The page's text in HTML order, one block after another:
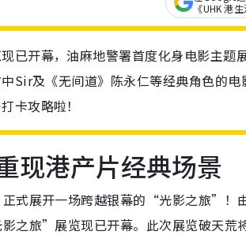
《UHK 港生
开幕，油麻地警署首度化身电影主题
Sir及《无间道》陈永仁等经典角色的
卡攻略啦！
现港产片经典场景
式展开一场跨越银幕的“光影之旅”！
之旅”展览现已开幕。此次展览破天荒